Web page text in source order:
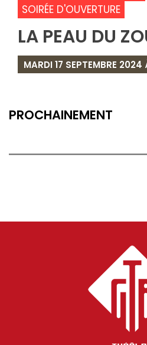
SOIRÉE D'OUVERTURE
LA PEAU DU
MARDI 17 SEPTEMBRE 2024
PROCHAINEMENT